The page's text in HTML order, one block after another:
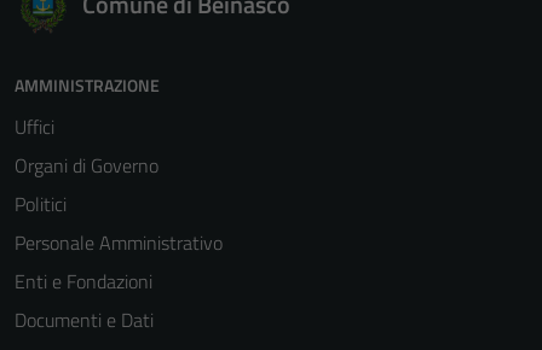
AMMINISTRAZIONE
Uffici
Organi di Governo
Politici
Personale Amministrativo
Enti e Fondazioni
Documenti e Dati